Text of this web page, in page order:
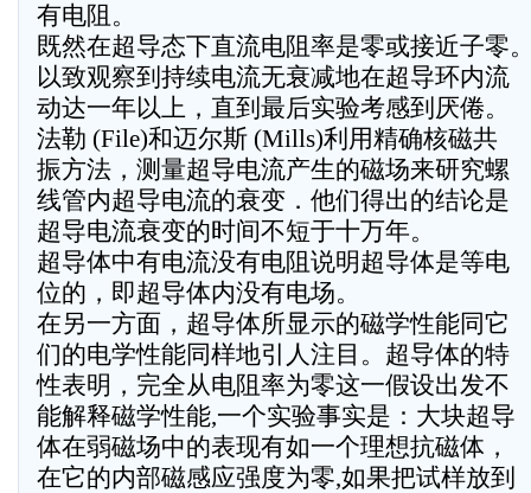
有电阻。
既然在超导态下直流电阻率是零或接近子零
以致观察到持续电流无衰减地在超导环内流
动达一年以上，直到最后实验考感到厌倦。
法勒 (File)和迈尔斯 (Mills)利用精确核磁共
振方法，测量超导电流产生的磁场来研究螺
线管内超导电流的衰变．他们得出的结论是
超导电流衰变的时间不短于十万年。
超导体中有电流没有电阻说明超导体是等电
位的，即超导体内没有电场。
在另一方面，超导体所显示的磁学性能同它
们的电学性能同样地引人注目。超导体的特
性表明，完全从电阻率为零这一假设出发不
能解释磁学性能,一个实验事实是：大块超导
体在弱磁场中的表现有如一个理想抗磁体，
在它的内部磁感应强度为零,如果把试样放到